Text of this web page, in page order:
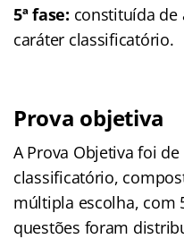
5ª fase: constituída de
caráter classificatório.
Prova objetiva
A Prova Objetiva foi
classificatório,
múltipla escolha, com
questões foram